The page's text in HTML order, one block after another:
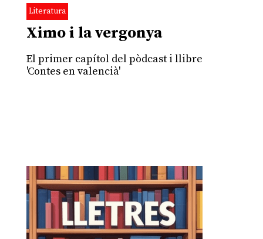
Literatura
Ximo i la vergonya
El primer capítol del pòdcast i llibre
'Contes en valencià'